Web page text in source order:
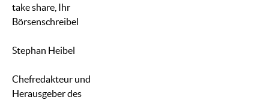
take share, Ihr
Börsenschreibel
Stephan Heibel
Chefredakteur und
Herausgeber des